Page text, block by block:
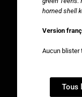
horned shell
Version
Aucun blister
Tous